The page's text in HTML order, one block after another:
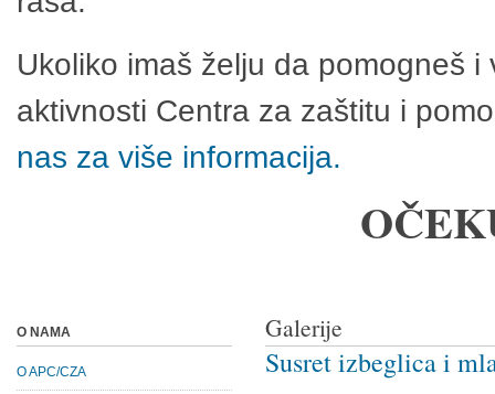
Ukoliko imaš želju da pomogneš
aktivnosti Centra za zaštitu i
nas za više informacija.
Galerije
Susret izbeglica i
O NAMA
O APC/CZA